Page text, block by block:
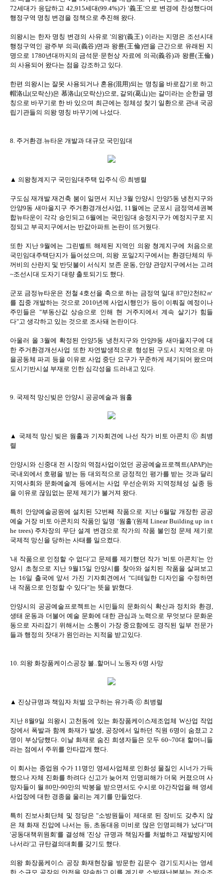
72세대가 응답하고 42,915세대(99.4%)가 '義王'으로 변경에 찬성했다며
행정구역 명칭 변경을 정책으로 추진해 왔다.
의왕시는 한자 명칭 변경의 사유로 '의왕'(義王) 이라는 지명은 조선시대
행정구역인 광주부 의곡(義谷)면과 왕륜(王倫)면을 근간으로 유래된 지
명으로 1780년대까지의 금석문·문헌상 자료에 의곡(義谷)과 왕륜(王倫)
의 사용되어 왔다는 점을 강조하고 있다.
한편 의왕시는 잘못 사용되거나 혼용(混用)되는 명칭을 바로잡기로 하고
帽洛山(모락산)은 慕洛山(모락산)으로, 갈뫼(葛山)는 갈미라는 순한글 명
칭으로 바꾸기로 한 바 있으며 최근에는 정체성 찾기 일환으로 관내 국공
립기관들의 의왕 명칭 바꾸기에 나섰다.
8. 주거환경.뉴타운 개발과 대규모 국민임대
▲ 의왕청계지구 국민임대주택 입주식 ⓒ 최병렬
구도심 재개발.재건축 붐이 일면서 지난 3월 안양시 안양5동 냉천지구와
안양9동 새마을지구 주거환경개선사업, 11월에는 군포시 금정역세권복
합뉴타운이 각각 승인되고 6월에는 국민임대 송정지구가 예정지구로 지
정되고 부곡지구에서는 반값아파트 논란이 뜨거웠다.
또한 지난 9월에는 그린벨트 해제된 지역인 의왕 쳥계지구에 처음으로
국민임대주택단지가 들어섰으며, 의왕 포일2지구에서는 환경단체의 두
꺼비의 산란지 및 반딧불이 서식지 보존 운동, 안양 관양지구에서는 고려
~조선시대 도자기 대량 출토되기도 했다.
군포 금정뉴타운은 전철 4호선을 축으로 하는 금정역 일대 87만2천82㎡
를 집중 개발하는 것으로 2010년께 사업시행인가 등이 이뤄질 예정이나
주민들은 "부동산값 상승으로 인해 현 거주지에서 계속 살기가 힘들
다"고 생각하고 있는 것으로 조사돼 논란이다.
아울러 올 3월에 확정된 안양5동 냉천지구와 안양9동 새마을지구에 대
한 주거환경개선사업 또한 자연발생적으로 형성된 구도시 지역으로 마
을공동체 파괴 등을 이유로 사업 중단 요구가 꾸준하게 제기되어 왔으며
도시기반시설 부재로 인한 심각성을 드러내고 있다.
9. 국제적 망신빚은 안양시 공공예술과 웜홀
▲ 국제적 망신 빚은 웜홀과 기자회견에 나선 작가 비토 아콘치 ⓒ 최병
렬
안양시와 신중대 전 시장의 역점사업이었던 공공예술프로젝트(APAP)는
국내외에서 호평을 받는 등 대외적으로 긍정적인 평가를 받는 것과 달리
지역사회와 문화예술계 등에서는 사업 우선순위와 지역정체성 실종 등
을 이유로 끊임없는 문제 제기가 불거져 왔다.
특히 안양예술공원에 설치된 52번째 작품으로 지난 6월말 개장한 공공
예술 거장 비토 아콘치의 작품인 일명 ‘웜홀’(원제 Linear Building up in t
he trees) 주차장의 무단 설계 변경으로 작가의 작품 불인정 문제 제기로
국제적 망신을 당하는 사태를 일으켰다.
'내 작품으로 인정할 수 없다'고 문제를 제기했던 작가 '비토 아콘치'는 안
양시 초청으로 지난 9월15일 안양시를 찾아와 설치된 작품을 살펴보고
는 16일 출국에 앞서 가진 기자회견에서 "디테일한 디자인을 수정하면
내 작품으로 인정할 수 있다"는 뜻을 밝혔다.
안양시의 공공예술프로젝트는 시민들의 문화의식 확산과 정치와 환경,
생태 운동과 더불어 예술 문화에 대한 관심과 노력으로 무엇보다 문화운
동으로 자리잡기 위해서는 소통이 가장 중요함에도 경직된 일부 전문가
들과 행정의 잣대가 원인라는 지적을 받고있다.
10. 의왕 화장품케이스공장 불..할머니 노동자 6명 사망
▲ 진상규명과 책임자 처벌 요구하는 유가족 ⓒ 최병렬
지난 8월9일 의왕시 고천동에 있는 화장품케이스제조업체 W산업 작업
장에서 폭발과 함께 화재가 발생, 공장에서 일하던 직원 6명이 숨졌고 2
명이 부상당했다. 이날 화재로 숨진 희생자들은 모두 60~70대 할머니들
라는 점에서 주위를 안타깝게 했다.
이 회사는 종업원 수가 11명인 영세사업체로 인화성 물질인 시너가 가득
했으나 자체 진화를 하려다 신고가 늦어져 인명피해가 더욱 커졌으며 사
망자들이 월 80만-90만의 박봉을 받으면서도 수시로 야간작업을 해 영세
사업장에 대한 경종을 울리는 계기를 만들었다.
특히 진보사회단체 및 정당은 "소방원들이 제대로 된 장비도 갖추지 않
은 채 화재 진압에 나서는 등, 초동대응 미비로 많은 인명피해가 났다"며
'공동대책위원회'를 결성해 '진상 규명과 책임자를 처벌하고 재발방지에
나서라'고 규탄결의대회를 갖기도 했다.
의왕 화장품케이스 공장 화재현장을 방문한 김문수 경기도지사는 영세
한 소규모 공장의 안전을 약속하고 이를 계기로 소방재난본부는 전수조